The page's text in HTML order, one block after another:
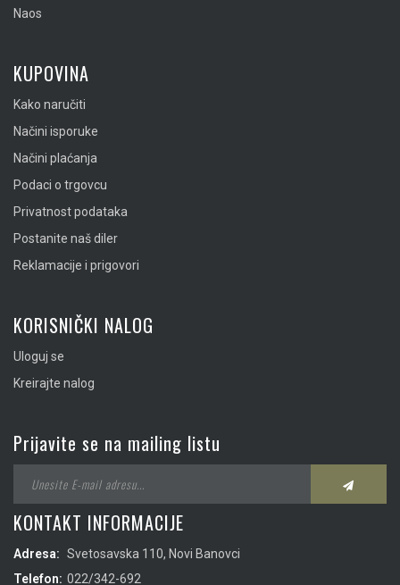
Naos
KUPOVINA
Kako naručiti
Načini isporuke
Načini plaćanja
Podaci o trgovcu
Privatnost podataka
Postanite naš diler
Reklamacije i prigovori
KORISNIČKI NALOG
Uloguj se
Kreirajte nalog
Prijavite se na mailing listu
KONTAKT INFORMACIJE
Adresa: Svetosavska 110, Novi Banovci
Telefon: 022/342-692